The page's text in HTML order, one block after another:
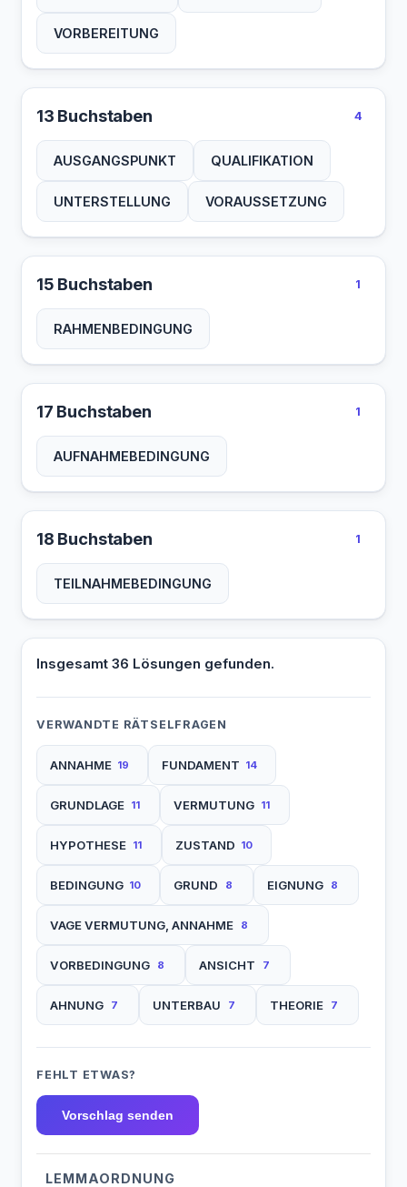
VORBEREITUNG
13 Buchstaben 4
AUSGANGSPUNKT QUALIFIKATION
UNTERSTELLUNG VORAUSSETZUNG
15 Buchstaben 1
RAHMENBEDINGUNG
17 Buchstaben 1
AUFNAHMEBEDINGUNG
18 Buchstaben 1
TEILNAHMEBEDINGUNG
Insgesamt 36 Lösungen gefunden.
VERWANDTE RÄTSELFRAGEN
ANNAHME 19 FUNDAMENT 14
GRUNDLAGE 11 VERMUTUNG 11
HYPOTHESE 11 ZUSTAND 10
BEDINGUNG 10 GRUND 8 EIGNUNG 8
VAGE VERMUTUNG, ANNAHME 8
VORBEDINGUNG 8 ANSICHT 7
AHNUNG 7 UNTERBAU 7 THEORIE 7
FEHLT ETWAS?
Vorschlag senden
LEMMAORDNUNG